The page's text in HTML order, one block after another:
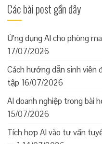
Các bài post gần đây
Ứng dụng AI cho phòng
17/07/2026
Cách hướng dẫn sinh viên
tập 16/07/2026
AI doanh nghiệp trong bài
15/07/2026
Tích hợp AI vào tư vấn